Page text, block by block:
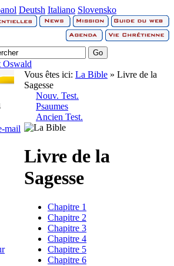
Deutsh Italiano Slovensko
Oswald
mail
Vous êtes ici: La Bible » Livre de la
Sagesse
Nouv. Test.
Psaumes
Ancien Test.
Livre de la
Sagesse
Chapitre 1
Chapitre 2
Chapitre 3
Chapitre 4
Chapitre 5
Chapitre 6